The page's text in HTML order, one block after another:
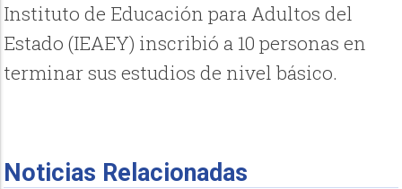
Instituto de Educación para Adultos del
Estado (IEAEY) inscribió a 10 personas en
terminar sus estudios de nivel básico.
Noticias Relacionadas